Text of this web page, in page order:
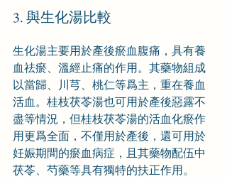
3. 與生化湯比較
生化湯主要用於產後瘀血腹痛，具有養
血祛瘀、溫經止痛的作用。其藥物組成
以當歸、川芎、桃仁等爲主，重在養血
活血。桂枝茯苓湯也可用於產後惡露不
盡等情況，但桂枝茯苓湯的活血化瘀作
用更爲全面，不僅用於產後，還可用於
妊娠期間的瘀血病症，且其藥物配伍中
茯苓、芍藥等具有獨特的扶正作用。